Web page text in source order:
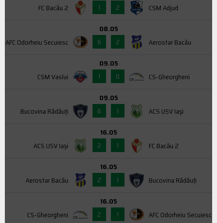
FC Bacău 2
1
2 CSM Adjud
AFC Odorheiu Secuiesc
08.05
6
2 Aerostar Bacău
CSM Vaslui
09.05
1
0 CS-Gheorgheni
Bucovina Rădăuți
09.05
6
1 ACS USV Iaşi
ACS USV Iaşi
16.05
2
1 FC Bacău 2
Aerostar Bacău
16.05
2
1 Bucovina Rădăuți
CS-Gheorgheni
16.05
2
1 AFC Odorheiu Secuiesc